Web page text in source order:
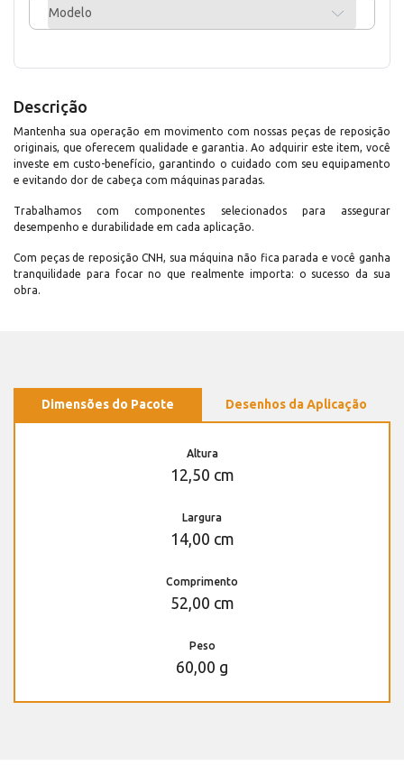
Modelo
Descrição
Mantenha sua operação em movimento com nossas peças de reposição
originais, que oferecem qualidade e garantia. Ao adquirir este item, você
investe em custo-benefício, garantindo o cuidado com seu equipamento
e evitando dor de cabeça com máquinas paradas.
Trabalhamos com componentes selecionados para assegurar
desempenho e durabilidade em cada aplicação.
Com peças de reposição CNH, sua máquina não fica parada e você ganha
tranquilidade para focar no que realmente importa: o sucesso da sua
obra.
Dimensões do Pacote Desenhos da Aplicação
Altura
12,50 cm
Largura
14,00 cm
Comprimento
52,00 cm
Peso
60,00 g